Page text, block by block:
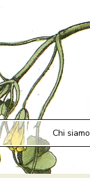
Chi siamo